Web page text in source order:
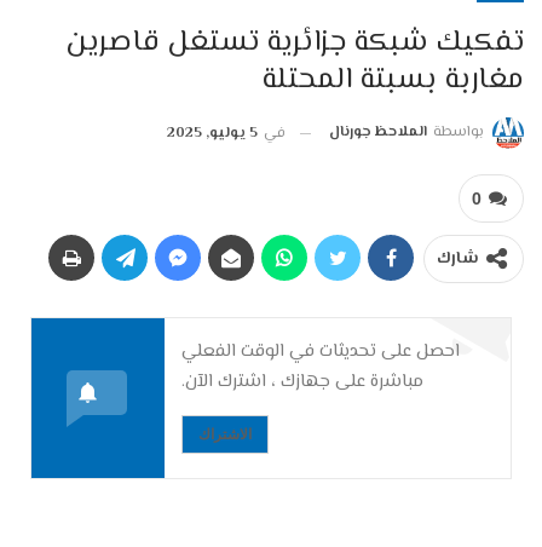
تفكيك شبكة جزائرية تستغل قاصرين
مغاربة بسبتة المحتلة
بواسطة الملاحظ جورنال في 5 يوليو, 2025
0
شارك
احصل على تحديثات في الوقت الفعلي
مباشرة على جهازك ، اشترك الآن.
الاشتراك